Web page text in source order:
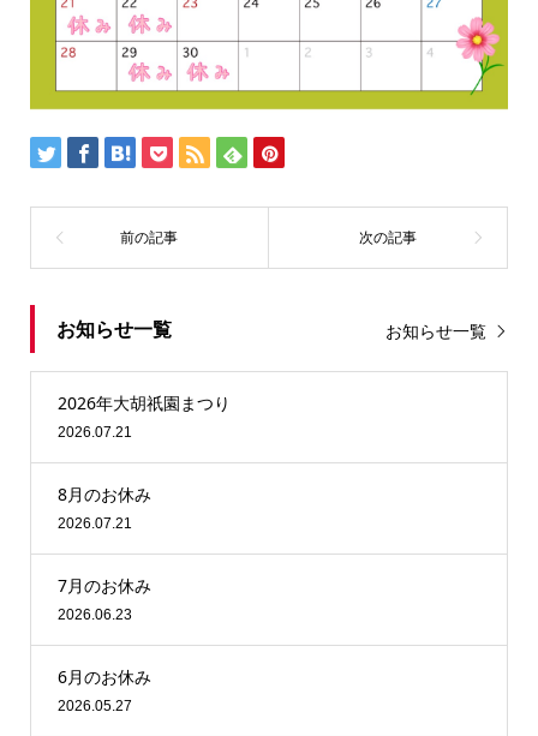
お知らせ一覧 お知らせ一覧
2026年大胡祇園まつり
2026.07.21
8月のお休み
2026.07.21
7月のお休み
2026.06.23
6月のお休み
2026.05.27